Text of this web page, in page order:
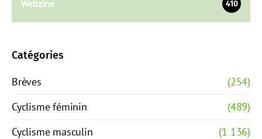
Webzine 410
Catégories
Brèves
(254)
Cyclisme féminin
(489)
Cyclisme masculin
(1 136)